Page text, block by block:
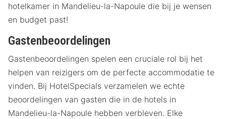
hotelkamer in Mandelieu-la-Napoule die bij je wensen
en budget past!
Gastenbeoordelingen
Gastenbeoordelingen spelen een cruciale rol bij het
helpen van reizigers om de perfecte accommodatie te
vinden. Bij HotelSpecials verzamelen we echte
beoordelingen van gasten die in de hotels in
Mandelieu-la-Napoule hebben verbleven. Elke